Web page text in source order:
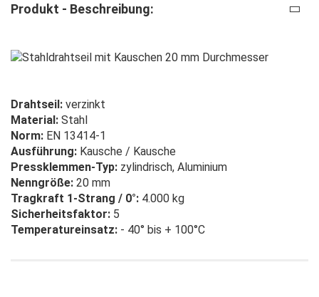
Produkt - Beschreibung:
Drahtseil: verzinkt
Material: Stahl
Norm: EN 13414-1
Ausführung: Kausche / Kausche
Pressklemmen-Typ: zylindrisch, Aluminium
Nenngröße: 20 mm
Tragkraft 1-Strang / 0°: 4.000 kg
Sicherheitsfaktor: 5
Temperatureinsatz: - 40° bis + 100°C